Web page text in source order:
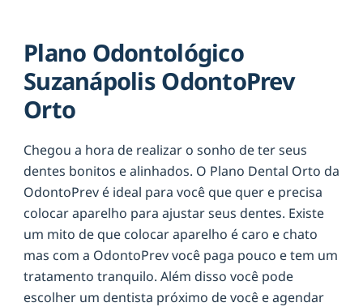
Plano Odontológico
Suzanápolis OdontoPrev
Orto
Chegou a hora de realizar o sonho de ter seus
dentes bonitos e alinhados. O Plano Dental Orto da
OdontoPrev é ideal para você que quer e precisa
colocar aparelho para ajustar seus dentes. Existe
um mito de que colocar aparelho é caro e chato
mas com a OdontoPrev você paga pouco e tem um
tratamento tranquilo. Além disso você pode
escolher um dentista próximo de você e agendar